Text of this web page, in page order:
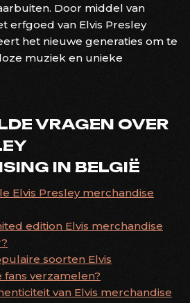
Door middel van
erfgoed van Elvis Presley
het nieuwe generaties om te
muziek en unieke
VRAGEN OVER
IN BELGIË
Elvis Presley merchandise
edition Elvis merchandise
soorten Elvis
verzamelen?
van Elvis merchandise